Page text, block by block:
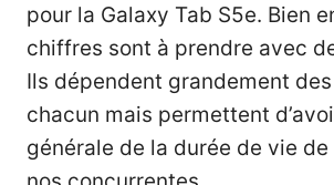
pour la Galaxy Tab S5e. Bien
chiffres sont à prendre avec
Ils dépendent grandement
chacun mais permettent
générale de la durée de vie